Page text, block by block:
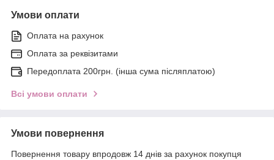
Умови оплати
Оплата на рахунок
Оплата за реквізитами
Передоплата 200грн. (інша сума післяплатою)
Всі умови оплати
Умови повернення
Повернення товару впродовж 14 днів за рахунок покупця